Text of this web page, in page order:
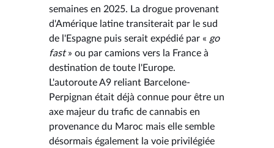
semaines en 2025. La drogue provenant
d'Amérique latine transiterait par le sud
de l'Espagne puis serait expédié par « go
fast» ou par camions vers la France à
destination de toute l'Europe.
L'autoroute A9 reliant Barcelone-
Perpignan était déjà connue pour être un
axe majeur du trafic de cannabis en
provenance du Maroc mais elle semble
désormais également la voie privilégiée